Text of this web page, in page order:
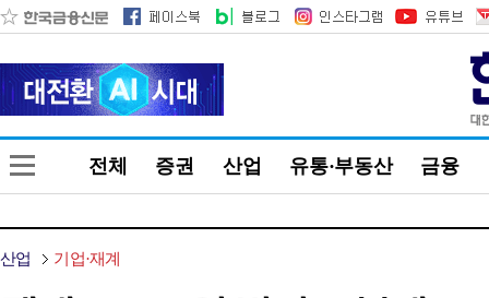
전체 증권 산업 유통·부동산 금융
산업 기업·재계